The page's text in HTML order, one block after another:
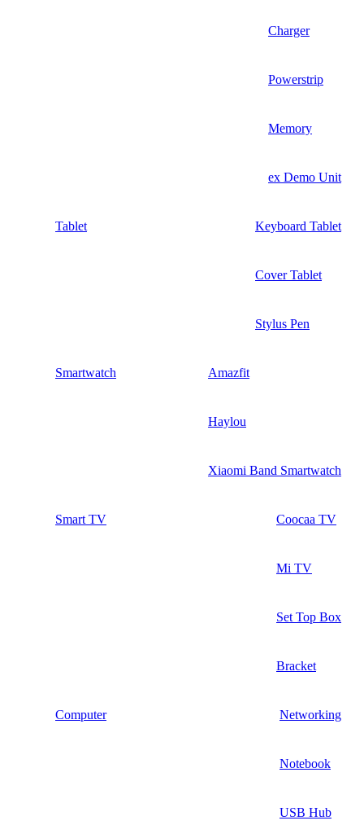
Charger
Powerstrip
Memory
ex Demo Unit
Tablet Keyboard Tablet
Cover Tablet
Stylus Pen
Smartwatch Amazfit
Haylou
Xiaomi Band Smartwatch
Smart TV Coocaa TV
Mi TV
Set Top Box
Bracket
Computer Networking
Notebook
USB Hub